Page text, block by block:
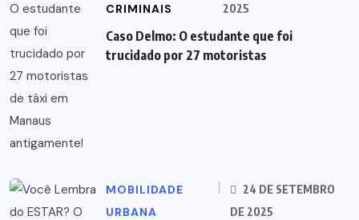
CRIMINAIS
2025
Caso Delmo: O estudante que foi
trucidado por 27 motoristas
MOBILIDADE
URBANA
24 DE SETEMBRO
DE 2025